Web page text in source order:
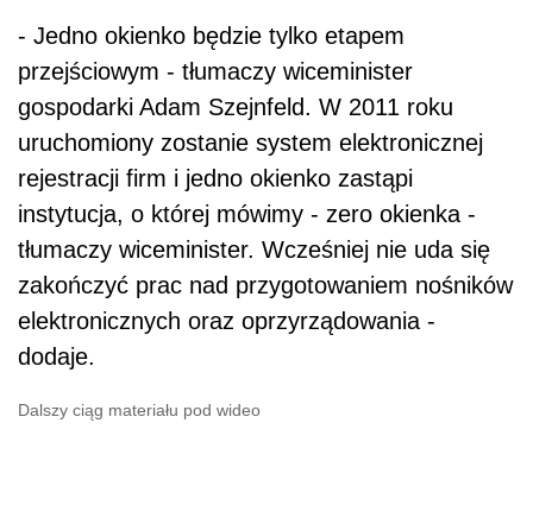
- Jedno okienko będzie tylko etapem
przejściowym - tłumaczy wiceminister
gospodarki Adam Szejnfeld. W 2011 roku
uruchomiony zostanie system elektronicznej
rejestracji firm i jedno okienko zastąpi
instytucja, o której mówimy - zero okienka -
tłumaczy wiceminister. Wcześniej nie uda się
zakończyć prac nad przygotowaniem nośników
elektronicznych oraz oprzyrządowania -
dodaje.
Dalszy ciąg materiału pod wideo